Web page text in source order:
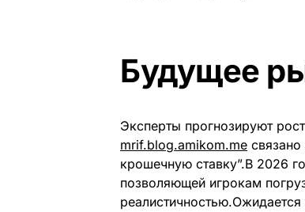
Будущее
Эксперты прогнозируют
mrif.blog.amikom.me
крошечную ставку”.В 2026
позволяющей игрокам